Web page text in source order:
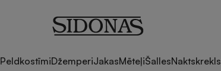
PeldkostīmiDžemperiJakasMēteļiŠallesNaktskrekls